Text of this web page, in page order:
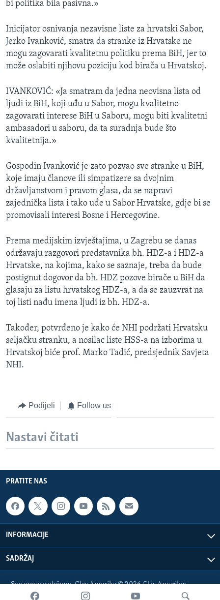
bi politika bila pasivna.»
Inicijator osnivanja nezavisne liste za hrvatski Sabor,
Jerko Ivanković, smatra da stranke iz Hrvatske ne
mogu zagovarati kvalitetnu politiku prema BiH, jer to
može oslabiti njihovu poziciju kod birača u Hrvatskoj.
IVANKOVIĆ: «Ja smatram da jedna neovisna lista od
ljudi iz BiH, koji uđu u Sabor, mogu kvalitetno
zagovarati interese BiH u Saboru, mogu biti kvalitetni
ambasadori u saboru, da ta suradnja bude što
kvalitetnija.»
Gospodin Ivanković je zato pozvao sve stranke u BiH,
koje imaju članove ili simpatizere sa dvojnim
državljanstvom i pravom glasa, da se napravi
zajednička lista i tako uđe u Sabor Hrvatske, gdje bi se
promovisali interesi Bosne i Hercegovine.
Prema medijskim izvještajima, u Zagrebu se danas
održavaju razgovori predstavnika bh. HDZ-a i HDZ-a
Hrvatske, na kojima, kako se saznaje, treba da bude
postignut dogovor da bh. HDZ pozove birače u BiH da
glasaju za listu hrvatskog HDZ-a, a da se zauzvrat na
toj listi nađu imena ljudi iz bh. HDZ-a.
Također, potvrđeno je kako će NHI podržati Hrvatsku
seljačku stranku, a nosilac liste HSS-a na izborima u
Hrvatskoj biće prof. Marko Tadić, predsjednik Savjeta
NHI.
Podijeli Follow us
Nastavi čitati
PRATITE NAS
INFORMACIJE
SADRŽAJ
Sva prava zadržana. Glas Amerike © 2026 Glas Amerike:
bosnian-service@voanews.com